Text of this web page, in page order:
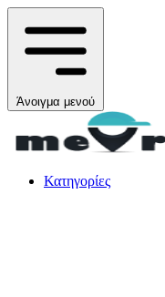
Άνοιγμα μενού
Κατηγορίες